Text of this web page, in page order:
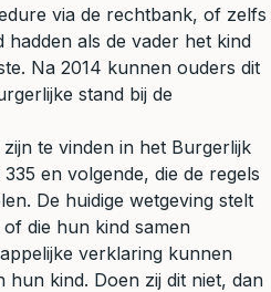
via de rechtbank, of zelfs
hadden als de vader het kind
Na 2014 kunnen ouders dit
stand bij de
te vinden in het Burgerlijk
en volgende, die de regels
De huidige wetgeving stelt
die hun kind samen
verklaring kunnen
hun kind. Doen zij dit niet, dan